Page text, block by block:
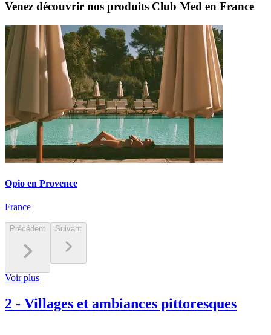
Venez découvrir nos produits Club Med en France
Opio en Provence
France
Précédent Suivant
Voir plus
2 - Villages et ambiances pittoresques